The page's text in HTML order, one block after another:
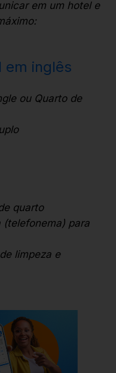
em um hotel e
em inglês
ou Quarto de
quarto
(telefonema) para
limpeza e